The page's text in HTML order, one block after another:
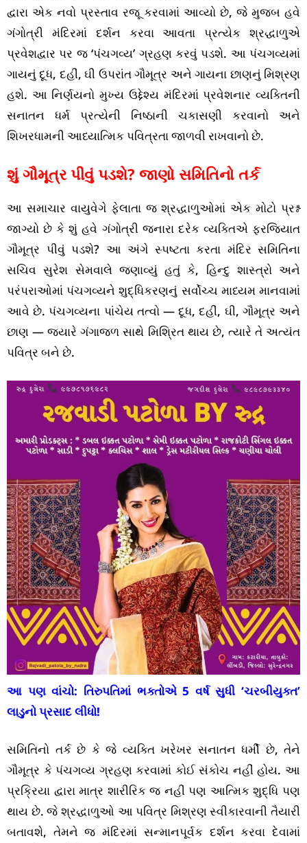
દ્વારા એક નવો પ્રસ્તાવ રજૂ કરવામાં આવ્યો છે, જે મુજબ હવે
ગંગોત્રી મંદિરમાં દર્શન કરવા આવતા પ્રત્યેક શ્રદ્ધાળુએ
પ્રવેશદ્વાર પર જ ‘પંચગવ્ય’ ગ્રહણ કરવું પડશે. આ પંચગવ્યમાં
ગાયનું દૂધ, દહીં, ઘી ઉપરાંત ગૌમૂત્ર અને ગાયના છાણનું મિશ્રણ
હશે. આ નિર્ણયનો મુખ્ય ઉદ્દેશ્ય મંદિરમાં પ્રવેશનાર વ્યક્તિની
સનાતન ધર્મ પ્રત્યેની નિષ્ઠાની ચકાસણી કરવાનો અને
શિખરધામની આધ્યાત્મિક પવિત્રતા જાળવી રાખવાનો છે.
શું ગૌમૂત્ર પીવું પડશે? જાણો સમિતિનો તર્ક
આ સમાચાર વાયુવેગે ફેલાતા જ શ્રદ્ધાળુઓમાં એક મોટો પ્રશ્ન
જાગ્યો છે કે શું હવે ગંગોત્રી જનારા દરેક વ્યક્તિએ ફરજિયાત
ગૌમૂત્ર પીવું પડશે? આ અંગે સ્પષ્ટતા કરતા મંદિર સમિતિના
સચિવ સુરેશ સેમવાલે જણાવ્યું હતું કે, હિન્દુ શાસ્ત્રો અને
પરંપરાઓમાં પંચગવ્યને શુદ્ધિકરણનું સર્વોચ્ચ માધ્યમ માનવામાં
આવે છે. પંચગવ્યના પાંચેય તત્વો — દૂધ, દહીં, ઘી, ગૌમૂત્ર અને
છાણ — જ્યારે ગંગાજળ સાથે મિશ્રિત થાય છે, ત્યારે તે અત્યંત
પવિત્ર બને છે.
આ પણ વાંચો: તિરુપતિમાં ભક્તોએ 5 વર્ષ સુધી ‘ચરબીયુક્ત’
લાડુનો પ્રસાદ લીધો!
સમિતિનો તર્ક છે કે જે વ્યક્તિ ખરેખર સનાતન ધર્મી છે, તેને
ગૌમૂત્ર કે પંચગવ્ય ગ્રહણ કરવામાં કોઈ સંકોચ નહીં હોય. આ
પ્રક્રિયા દ્વારા માત્ર શારીરિક જ નહીં પણ આત્મિક શુદ્ધિ પણ
થાય છે. જે શ્રદ્ધાળુઓ આ પવિત્ર મિશ્રણ સ્વીકારવાની તૈયારી
બતાવશે, તેમને જ મંદિરમાં સન્માનપૂર્વક દર્શન કરવા દેવામાં